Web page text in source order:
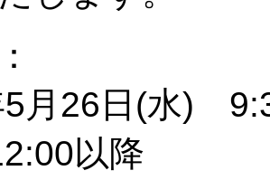
5月26日(水)
以降